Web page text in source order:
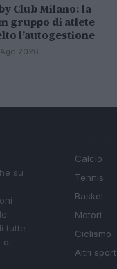
Club Milano: la
gruppo di atlete
l’autogestione
Ago 2026
su
tutte
di
Calcio
Tennis
Basket
Motori
Ciclismo
Altri sport